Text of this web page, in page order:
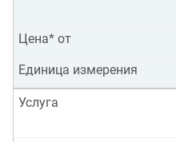
Цена* от
Единица измерения
Услуга